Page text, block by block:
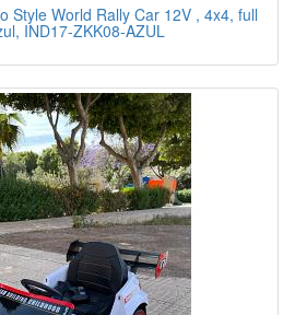
Style World Rally Car 12V , 4x4, full
IND17-ZKK08-AZUL